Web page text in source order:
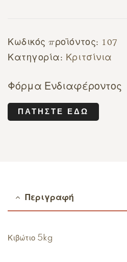
Κωδικός προϊόντος: 107
Κατηγορία: Κριτσίνια
Φόρμα Ενδιαφέροντος
ΠΑΤΉΣΤΕ ΕΔΏ
Περιγραφή
Κιβώτιο 5kg